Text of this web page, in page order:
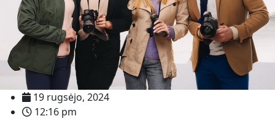
19 rugsėjo, 2024
12:16 pm